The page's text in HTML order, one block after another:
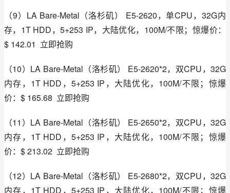
（9）LA Bare-Metal（洛杉矶） E5-2620，单CPU，32G内
存，1T HDD，5+253 IP，大陆优化，100M/不限；惊爆价：
$ 142.01  立即抢购
（10）LA Bare-Metal（洛杉矶） E5-2620*2，双CPU，32G
内存，1T HDD，5+253 IP，大陆优化，100M/不限；惊爆
价：$ 165.68  立即抢购
（11）LA Bare-Metal（洛杉矶） E5-2650*2，双CPU，32G
内存，1T HDD，5+253 IP，大陆优化，100M/不限；惊爆
价：$ 213.02  立即抢购
（12）LA Bare-Metal（洛杉矶） E5-2680*2，双CPU，32G
内存，1T HDD，5+253 IP，大陆优化，100M/不限；惊爆